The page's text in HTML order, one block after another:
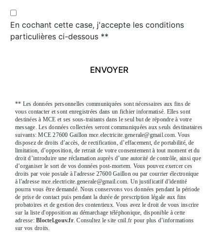
En cochant cette case, j'accepte les conditions
particulières ci-dessous **
ENVOYER
** Les données personnelles communiquées sont nécessaires aux fins de
vous contacter et sont enregistrées dans un fichier informatisé. Elles sont
destinées à MCE et ses sous-traitants dans le seul but de répondre à votre
message. Les données collectées seront communiquées aux seuls destinataires
suivants: MCE 27600 Gaillon mce.electricite.generale@gmail.com. Vous
disposez de droits d’accès, de rectification, d’effacement, de portabilité, de
limitation, d’opposition, de retrait de votre consentement à tout moment et du
droit d’introduire une réclamation auprès d’une autorité de contrôle, ainsi que
d’organiser le sort de vos données post-mortem. Vous pouvez exercer ces
droits par voie postale à l'adresse 27600 Gaillon ou par courrier électronique
à l'adresse mce.electricite.generale@gmail.com. Un justificatif d'identité
pourra vous être demandé. Nous conservons vos données pendant la période
de prise de contact puis pendant la durée de prescription légale aux fins
probatoires et de gestion des contentieux. Vous avez le droit de vous inscrire
sur la liste d'opposition au démarchage téléphonique, disponible à cette
adresse:Bloctel.gouv.fr. Consultez le site cnil.fr pour plus d’informations
sur vos droits.